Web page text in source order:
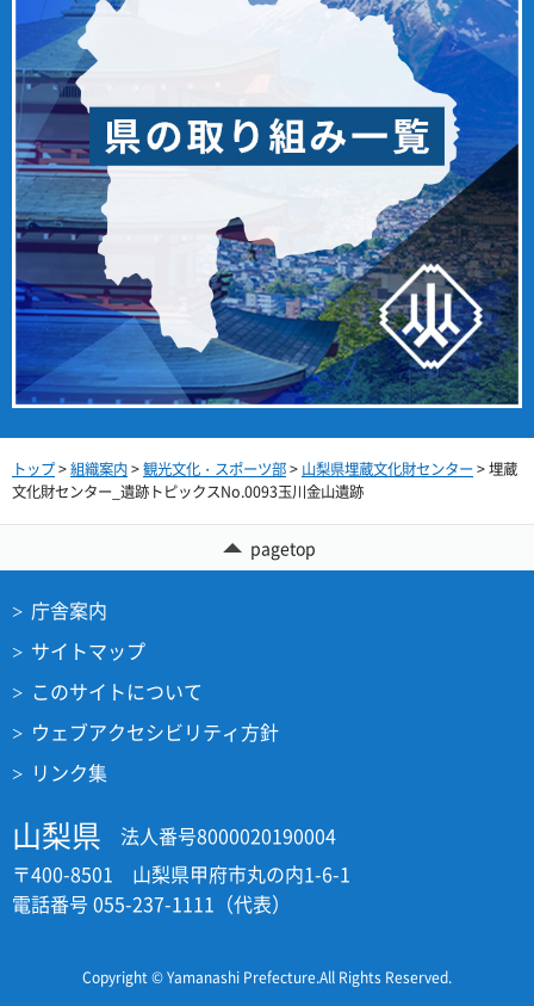
トップ>組織案内>観光文化・スポーツ部> 山梨県埋蔵文化財センター> 埋蔵
文化財センター_遺跡トピックスNo.0093玉川金山遺跡
pagetop
庁舎案内
サイトマップ
このサイトについて
ウェブアクセシビリティ方針
リンク集
山梨県
法人番号8000020190004
〒400-8501 山梨県甲府市丸の内1-6-1
電話番号 055-237-1111（代表）
Copyright © Yamanashi Prefecture.All Rights Reserved.